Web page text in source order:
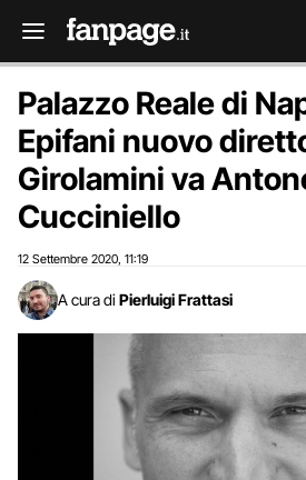
Palazzo Reale di
Epifani nuovo
Girolamini va
Cucciniello
12 Settembre 2020 11:19
A cura di Pierluigi Frattasi